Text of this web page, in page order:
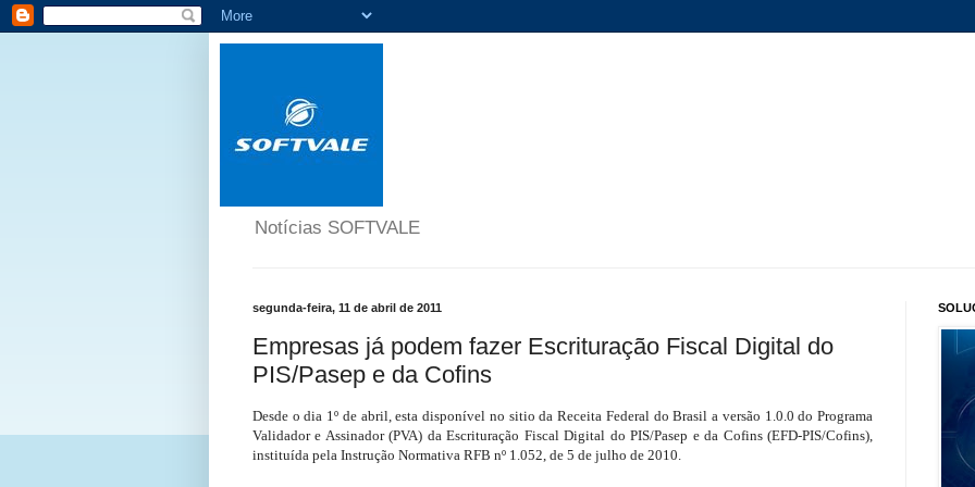
Notícias SOFTVALE
segunda-feira, 11 de abril de 2011
Empresas já podem fazer Escrituração Fiscal Digital do
PIS/Pasep e da Cofins
Desde o dia 1º de abril, esta disponível no sitio da Receita Federal do Brasil a versão 1.0.0 do Programa
Validador e Assinador (PVA) da Escrituração Fiscal Digital do PIS/Pasep e da Cofins (EFD-PIS/Cofins),
instituída pela Instrução Normativa RFB nº 1.052, de 5 de julho de 2010.